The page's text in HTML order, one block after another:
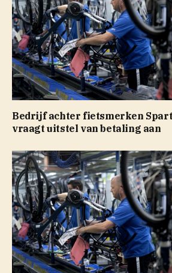
Bedrijf achter fietsmerken
vraagt uitstel van betaling aan